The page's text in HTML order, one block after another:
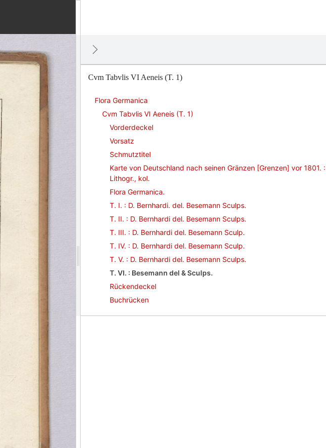
Cvm Tabvlis VI Aeneis (T. 1)
Flora Germanica
Cvm Tabvlis VI Aeneis (T. 1)
Vorderdeckel
Vorsatz
Schmutztitel
Karte von Deutschland nach seinen Gränzen [Grenzen] vor 1801. :
Lithogr., kol.
Flora Germanica.
T. I. : D. Bernhardi. del. Besemann Sculps.
T. II. : D. Bernhardi del. Besemann Sculps.
T. III. : D. Bernhardi del. Besemann Sculp.
T. IV. : D. Bernhardi del. Besemann Sculp.
T. V. : D. Bernhardi del. Besemann Sculps.
T. VI. : Besemann del & Sculps.
Rückendeckel
Buchrücken